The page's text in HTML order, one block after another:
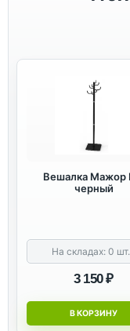
Вешалка Мажор М2
черный
На складах:0 шт.
3 150 ₽
В КОРЗИНУ